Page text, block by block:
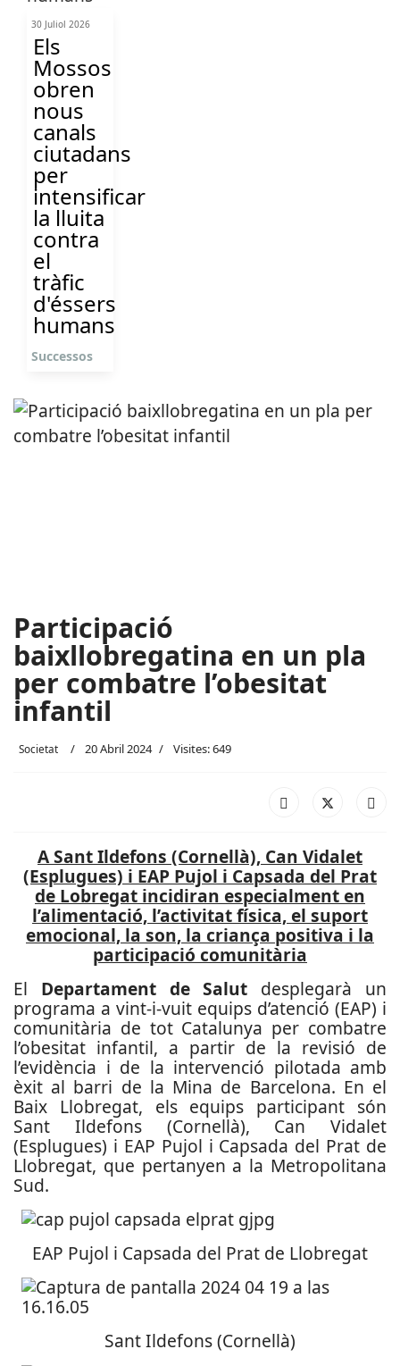
30 Juliol 2026
Els
Mossos
obren
nous
canals
ciutadans
per
intensificar
la lluita
contra
el
tràfic
d'éssers
humans
Successos
Participació
baixllobregatina en un pla
per combatre l’obesitat
infantil
Societat 20 Abril 2024 Visites: 649
A Sant Ildefons (Cornellà), Can Vidalet
(Esplugues) i EAP Pujol i Capsada del Prat
de Lobregat incidiran especialment en
l’alimentació, l’activitat física, el suport
emocional, la son, la criança positiva i la
participació comunitària
El Departament de Salut desplegarà un
programa a vint-i-vuit equips d’atenció (EAP) i
comunitària de tot Catalunya per combatre
l’obesitat infantil, a partir de la revisió de
l’evidència i de la intervenció pilotada amb
èxit al barri de la Mina de Barcelona. En el
Baix Llobregat, els equips participant són
Sant Ildefons (Cornellà), Can Vidalet
(Esplugues) i EAP Pujol i Capsada del Prat de
Llobregat, que pertanyen a la Metropolitana
Sud.
EAP Pujol i Capsada del Prat de Llobregat
Sant Ildefons (Cornellà)